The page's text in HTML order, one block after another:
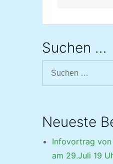
Suchen …
Neueste
Infovortrag
am 29.Juli 19